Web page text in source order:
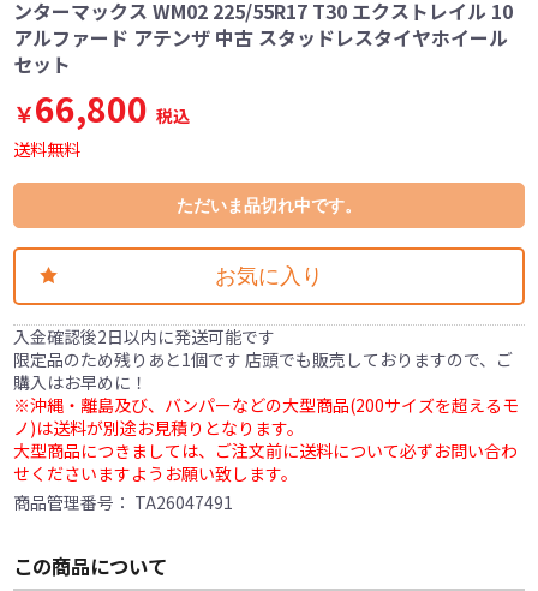
ンターマックス WM02 225/55R17 T30 エクストレイル 10
アルファード アテンザ 中古 スタッドレスタイヤホイール
セット
￥66,800 税込
送料無料
ただいま品切れ中です。
お気に入り
入金確認後2日以内に発送可能です
限定品のため残りあと1個です 店頭でも販売しておりますので、ご
購入はお早めに！
※沖縄・離島及び、バンパーなどの大型商品(200サイズを超えるモ
ノ)は送料が別途お見積りとなります。
大型商品につきましては、ご注文前に送料について必ずお問い合わ
せくださいますようお願い致します。
商品管理番号： TA26047491
この商品について